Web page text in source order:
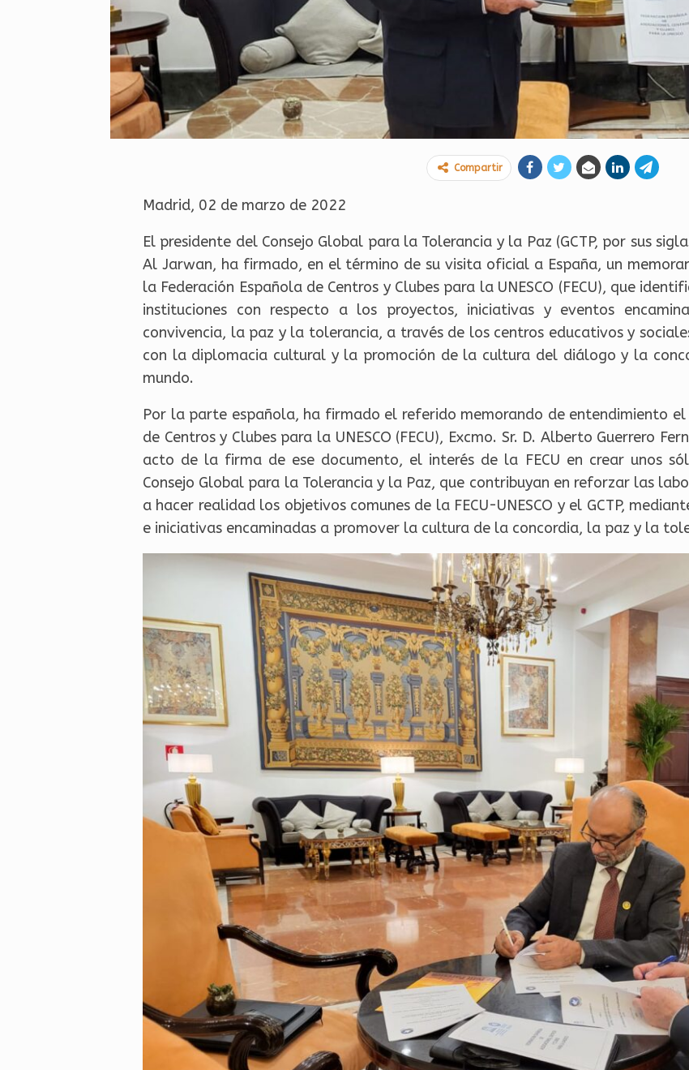
Compartir
Madrid, 02 de marzo de 2022
El presidente del Consejo Global para la Tolerancia y la Paz (GCTP, por sus
Al Jarwan, ha firmado, en el término de su visita oficial a España, un
la Federación Española de Centros y Clubes para la UNESCO (FECU), que
instituciones con respecto a los proyectos, iniciativas y eventos
convivencia, la paz y la tolerancia, a través de los centros educativos y
con la diplomacia cultural y la promoción de la cultura del diálogo y la
mundo.
Por la parte española, ha firmado el referido memorando de entendimiento el
de Centros y Clubes para la UNESCO (FECU), Excmo. Sr. D. Alberto Guerrero
acto de la firma de ese documento, el interés de la FECU en crear unos
Consejo Global para la Tolerancia y la Paz, que contribuyan en reforzar las
a hacer realidad los objetivos comunes de la FECU-UNESCO y el GCTP,
e iniciativas encaminadas a promover la cultura de la concordia, la paz y la